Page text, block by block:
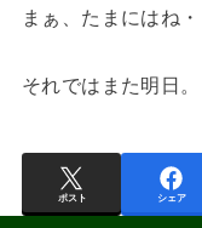
まぁ、たまにはね・
それではまた明日。
ポスト シェア